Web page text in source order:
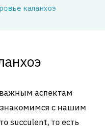
каланхоэ
аспектам
с нашим
succulent, то есть